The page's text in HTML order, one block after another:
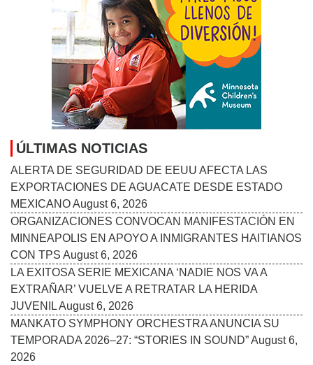
ÚLTIMAS NOTICIAS
ALERTA DE SEGURIDAD DE EEUU AFECTA LAS
EXPORTACIONES DE AGUACATE DESDE ESTADO
MEXICANOAugust 6, 2026
ORGANIZACIONES CONVOCAN MANIFESTACIÓN EN
MINNEAPOLIS EN APOYO A INMIGRANTES HAITIANOS
CON TPS August 6, 2026
LA EXITOSA SERIE MEXICANA ‘NADIE NOS VA A
EXTRAÑAR’ VUELVE A RETRATAR LA HERIDA
JUVENILAugust 6, 2026
MANKATO SYMPHONY ORCHESTRA ANUNCIA SU
TEMPORADA 2026–27: “STORIES IN SOUND”August 6,
2026